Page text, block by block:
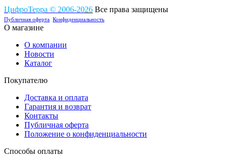
ЦифроТерра © 2006-2026 Все права защищены
Публичная оферта Конфиденциальность
О магазине
О компании
Новости
Каталог
Покупателю
Доставка и оплата
Гарантия и возврат
Контакты
Публичная оферта
Положение о конфиденциальности
Способы оплаты